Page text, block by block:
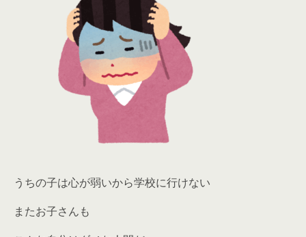
うちの子は心が弱いから学校に行けない
またお子さんも